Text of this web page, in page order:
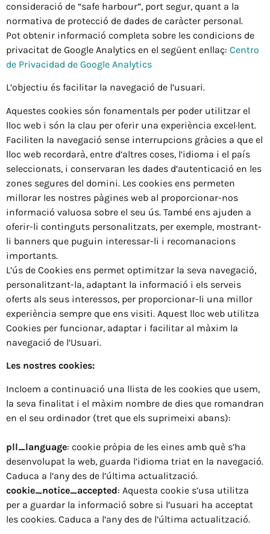
consideració de “safe harbour”, port segur, quant a la
normativa de protecció de dades de caràcter personal.
Pot obtenir informació completa sobre les condicions de
privacitat de Google Analytics en el següent enllaç: Centro
de Privacidad de Google Analytics
L’objectiu és facilitar la navegació de l’usuari.
Aquestes cookies són fonamentals per poder utilitzar el
lloc web i són la clau per oferir una experiència excel·lent.
Faciliten la navegació sense interrupcions gràcies a que el
lloc web recordarà, entre d’altres coses, l’idioma i el país
seleccionats, i conservaran les dades d’autenticació en les
zones segures del domini. Les cookies ens permeten
millorar les nostres pàgines web al proporcionar-nos
informació valuosa sobre el seu ús. També ens ajuden a
oferir-li continguts personalitzats, per exemple, mostrant-
li banners que puguin interessar-li i recomanacions
importants.
L’ús de Cookies ens permet optimitzar la seva navegació,
personalitzant-la, adaptant la informació i els serveis
oferts als seus interessos, per proporcionar-li una millor
experiència sempre que ens visiti. Aquest lloc web utilitza
Cookies per funcionar, adaptar i facilitar al màxim la
navegació de l’Usuari.
Les nostres cookies:
Incloem a continuació una llista de les cookies que usem,
la seva finalitat i el màxim nombre de dies que romandran
en el seu ordinador (tret que els suprimeixi abans):
pll_language: cookie pròpia de les eines amb què s’ha
desenvolupat la web, guarda l’idioma triat en la navegació.
Caduca a l’any des de l’última actualització.
cookie_notice_accepted: Aquesta cookie s’usa utilitza
per a guardar la informació sobre si l’usuari ha acceptat
les cookies. Caduca a l’any des de l’última actualització.